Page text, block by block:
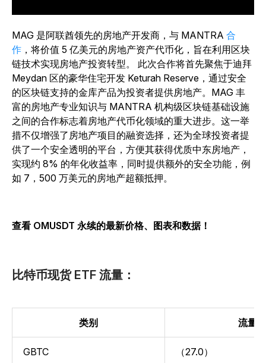
MAG 是阿联酋领先的房地产开发商， 与 MANTRA 合
作 ，将价值 5 亿美元的房地产资产代币化，旨在利用区块
链技术实现房地产投资转型。
此次合作将首先聚焦于迪拜
Meydan 区的豪华住宅开发 Keturah Reserve，通过安全
的区块链支持的金库产品为投资者提供房地产。MAG 丰
富的房地产专业知识与 MANTRA 机构级区块链基础设施
之间的合作标志着房地产代币化领域的重大进步。这一举
措不仅增强了房地产项目的融资选择，还为全球投资者提
供了一个安全透明的平台，方便其获得优质中东房地产，
实现约 8% 的年化收益率，同时提供额外的安全功能，例
如 7，500 万美元的房地产超额抵押。
查看 OMUSDT 永续的最新价格、图表和数据！
比特币现货 ETF 流量：
类别 流量
GBTC （27.0）